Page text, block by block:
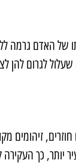
בקצוות הלסתות, אחת בכל פינה של הפה. הן
לגרום להן
זיהומים
כך העקירה